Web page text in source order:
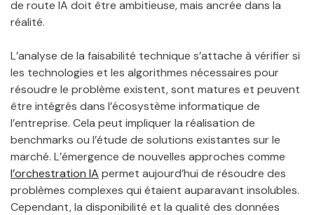
de route IA doit être ambitieuse, mais ancrée dans la
réalité.
L’analyse de la faisabilité technique s’attache à vérifier si
les technologies et les algorithmes nécessaires pour
résoudre le problème existent, sont matures et peuvent
être intégrés dans l’écosystème informatique de
l’entreprise. Cela peut impliquer la réalisation de
benchmarks ou l’étude de solutions existantes sur le
marché. L’émergence de nouvelles approches comme
l’orchestration IA permet aujourd’hui de résoudre des
problèmes complexes qui étaient auparavant insolubles.
Cependant, la disponibilité et la qualité des données